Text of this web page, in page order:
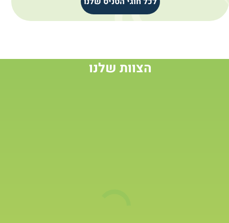
הצוות שלנו